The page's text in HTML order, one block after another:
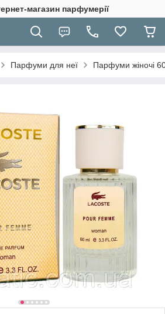
магазин парфумерії
Парфуми для неї Парфуми жіночі